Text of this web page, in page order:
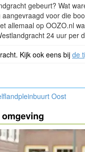
gebeurt? Wat
voor die
allemaal op OOZO.nl
24 uur per
Kijk ook eens bij de
Oost